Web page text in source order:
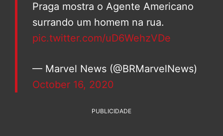
Praga mostra o Agente Americano
surrando um homem na rua.
pic.twitter.com/uD6WehzVDe
— Marvel News (@BRMarvelNews)
October 16, 2020
PUBLICIDADE